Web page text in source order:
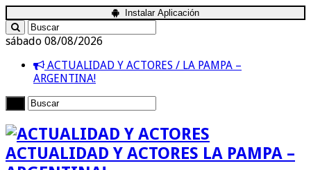
Instalar Aplicación
sábado 08/08/2026
ACTUALIDAD Y ACTORES / LA PAMPA –
ARGENTINA!
ACTUALIDAD Y ACTORES LA PAMPA –